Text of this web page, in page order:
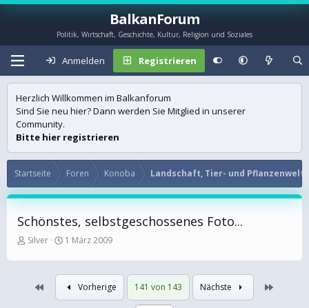
BalkanForum
Politik, Wirtschaft, Geschichte, Kultur, Religion und Soziales
Anmelden Registrieren
Herzlich Willkommen im Balkanforum
Sind Sie neu hier? Dann werden Sie Mitglied in unserer
Community.
Bitte hier registrieren
Startseite Foren Konoba Landschaft, Tier- und Pflanzenwelt
Schönstes, selbstgeschossenes Foto...
E
s
Silver
E
s
t
e
l
1 März 2009
Vorherige 141 von 143 Nächste